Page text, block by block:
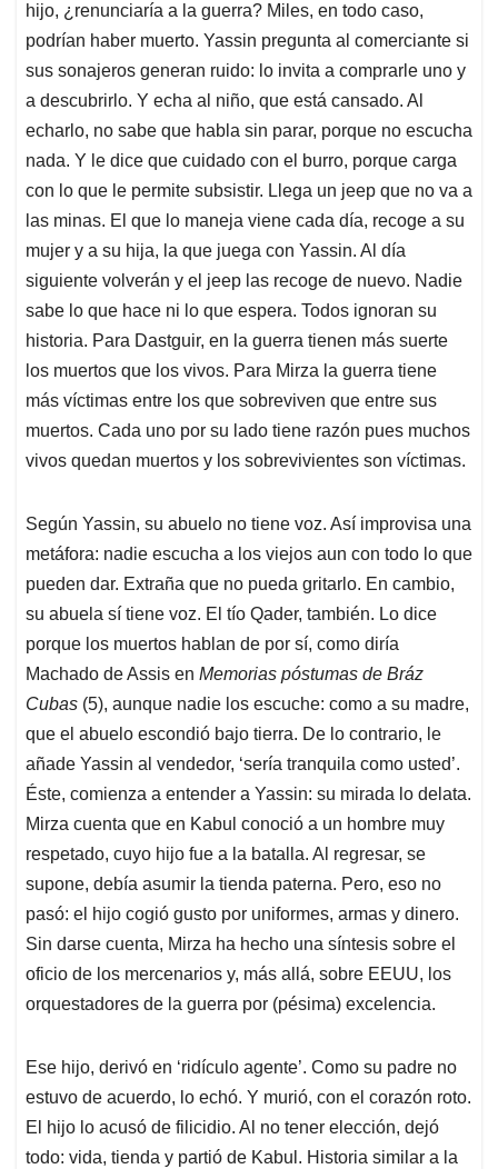
hijo, ¿renunciaría a la guerra? Miles, en todo caso,
podrían haber muerto. Yassin pregunta al comerciante si
sus sonajeros generan ruido: lo invita a comprarle uno y
a descubrirlo. Y echa al niño, que está cansado. Al
echarlo, no sabe que habla sin parar, porque no escucha
nada. Y le dice que cuidado con el burro, porque carga
con lo que le permite subsistir. Llega un jeep que no va a
las minas. El que lo maneja viene cada día, recoge a su
mujer y a su hija, la que juega con Yassin. Al día
siguiente volverán y el jeep las recoge de nuevo. Nadie
sabe lo que hace ni lo que espera. Todos ignoran su
historia. Para Dastguir, en la guerra tienen más suerte
los muertos que los vivos. Para Mirza la guerra tiene
más víctimas entre los que sobreviven que entre sus
muertos. Cada uno por su lado tiene razón pues muchos
vivos quedan muertos y los sobrevivientes son víctimas.
Según Yassin, su abuelo no tiene voz. Así improvisa una
metáfora: nadie escucha a los viejos aun con todo lo que
pueden dar. Extraña que no pueda gritarlo. En cambio,
su abuela sí tiene voz. El tío Qader, también. Lo dice
porque los muertos hablan de por sí, como diría
Machado de Assis en Memorias póstumas de Bráz
Cubas (5), aunque nadie los escuche: como a su madre,
que el abuelo escondió bajo tierra. De lo contrario, le
añade Yassin al vendedor, ‘sería tranquila como usted’.
Éste, comienza a entender a Yassin: su mirada lo delata.
Mirza cuenta que en Kabul conoció a un hombre muy
respetado, cuyo hijo fue a la batalla. Al regresar, se
supone, debía asumir la tienda paterna. Pero, eso no
pasó: el hijo cogió gusto por uniformes, armas y dinero.
Sin darse cuenta, Mirza ha hecho una síntesis sobre el
oficio de los mercenarios y, más allá, sobre EEUU, los
orquestadores de la guerra por (pésima) excelencia.
Ese hijo, derivó en ‘ridículo agente’. Como su padre no
estuvo de acuerdo, lo echó. Y murió, con el corazón roto.
El hijo lo acusó de filicidio. Al no tener elección, dejó
todo: vida, tienda y partió de Kabul. Historia similar a la